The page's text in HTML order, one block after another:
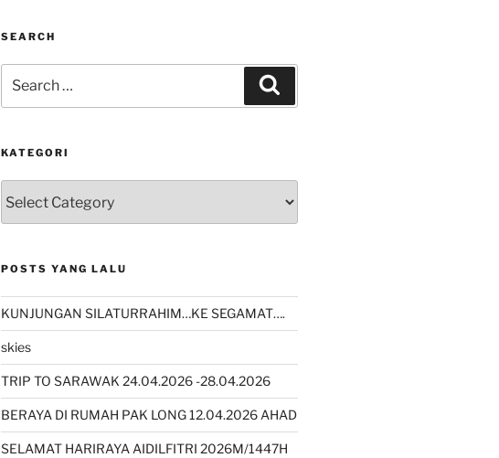
SEARCH
for:
KATEGORI
POSTS YANG LALU
KUNJUNGAN SILATURRAHIM…KE SEGAMAT….
skies
TRIP TO SARAWAK 24.04.2026 -28.04.2026
BERAYA DI RUMAH PAK LONG 12.04.2026 AHAD
SELAMAT HARIRAYA AIDILFITRI 2026M/1447H